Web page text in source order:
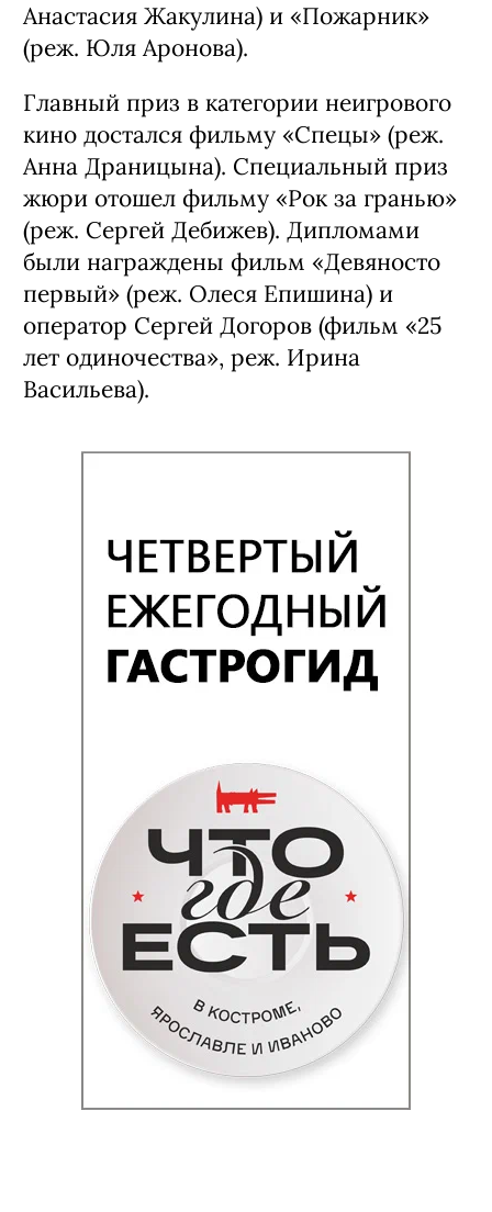
Анастасия Жакулина) и «Пожарник»
(реж. Юля Аронова).
Главный приз в категории неигрового
кино достался фильму «Спецы» (реж.
Анна Драницына). Специальный приз
жюри отошел фильму «Рок за гранью»
(реж. Сергей Дебижев). Дипломами
были награждены фильм «Девяносто
первый» (реж. Олеся Епишина) и
оператор Сергей Догоров (фильм «25
лет одиночества», реж. Ирина
Васильева).